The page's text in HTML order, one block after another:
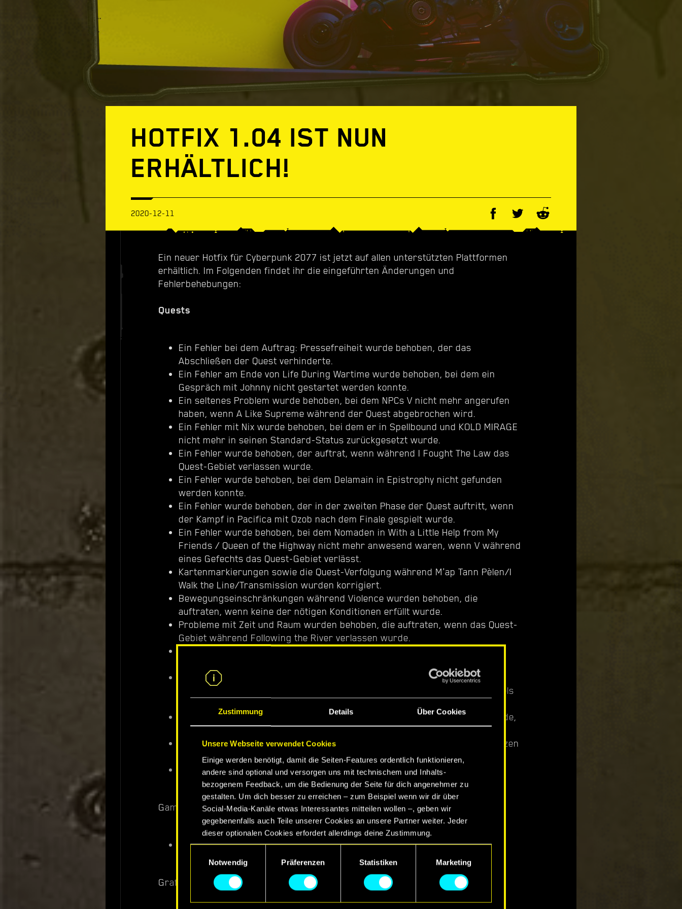
Zustimmung Details Über Cookies
Unsere Webseite verwendet Cookies
Einige werden benötigt, damit die Seiten-Features ordentlich funktionieren,
andere sind optional und versorgen uns mit technischem und Inhalts-
bezogenem Feedback, um die Bedienung der Seite für dich angenehmer zu
gestalten. Um dich besser zu erreichen – zum Beispiel wenn wir dir über
Social-Media-Kanäle etwas Interessantes mitteilen wollen –, geben wir
gegebenenfalls auch Teile unserer Cookies an unsere Partner weiter. Jeder
dieser optionalen Cookies erfordert allerdings deine Zustimmung.
„Einstellungen“, wo du, falls gewünscht, auch alle Einstellungen rund um das
Thema Cookies ändern kannst.
Notwendig
Präferenzen Statistiken Marketing
HOTFIX 1.04 IST NUN
ERHÄLTLICH!
2020-12-11
Ein neuer Hotfix für Cyberpunk 2077 ist jetzt auf allen unterstützten Plattformen
erhältlich. Im Folgenden findet ihr die eingeführten Änderungen und
Fehlerbehebungen:
Quests
Ein Fehler bei dem Auftrag: Pressefreiheit wurde behoben, der das
Abschließen der Quest verhinderte.
Ein Fehler am Ende von Life During Wartime wurde behoben, bei dem ein
Gespräch mit Johnny nicht gestartet werden konnte.
Ein seltenes Problem wurde behoben, bei dem NPCs V nicht mehr angerufen
haben, wenn A Like Supreme während der Quest abgebrochen wird.
Ein Fehler mit Nix wurde behoben, bei dem er in Spellbound und KOLD MIRAGE
nicht mehr in seinen Standard-Status zurückgesetzt wurde.
Ein Fehler wurde behoben, der auftrat, wenn während I Fought The Law das
Quest-Gebiet verlassen wurde.
Ein Fehler wurde behoben, bei dem Delamain in Epistrophy nicht gefunden
werden konnte.
Ein Fehler wurde behoben, der in der zweiten Phase der Quest auftritt, wenn
der Kampf in Pacifica mit Ozob nach dem Finale gespielt wurde.
Ein Fehler wurde behoben, bei dem Nomaden in With a Little Help from My
Friends / Queen of the Highway nicht mehr anwesend waren, wenn V während
eines Gefechts das Quest-Gebiet verlässt.
Kartenmarkierungen sowie die Quest-Verfolgung während M'ap Tann Pèlen/I
Walk the Line/Transmission wurden korrigiert.
Bewegungseinschränkungen während Violence wurden behoben, die
auftraten, wenn keine der nötigen Konditionen erfüllt wurde.
Probleme mit Zeit und Raum wurden behoben, die auftraten, wenn das Quest-
Gebiet während Following the River verlassen wurde.
Ein Fehler wurde behoben, bei dem der Quest-Fortschritt in Following the
River blockiert wurde, wenn man das Quest-Gebiet vor Erklettern des Hügels
Ein Fehler wurde behoben, bei dem eine Quest-Bedingung nicht erfüllt wurde,
wenn der Raum in Automatic Love zu schnell betreten wurde.
Probleme in Der Ripperdoc wurden behoben, durch die Jackie nicht still sitzen
konnte.
Andere Fehlerbehebungen bei Quests
Gameplay
Die Preview während des Craftings von Waffen wurde korrigiert.
Grafische Korrekturen